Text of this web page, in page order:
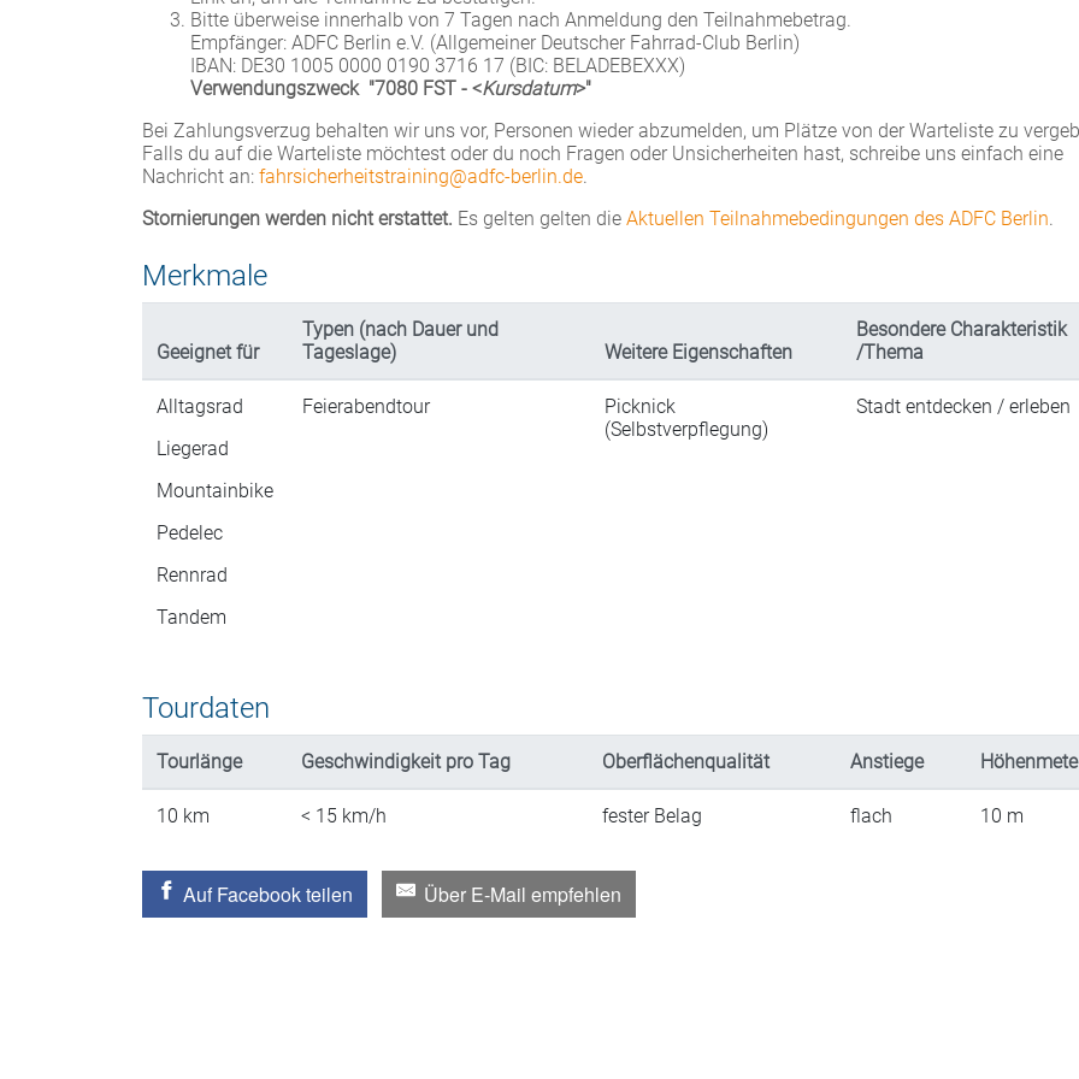
Bitte überweise innerhalb von 7 Tagen nach Anmeldung den Teilnahmebetrag.
Empfänger: ADFC Berlin e.V. (Allgemeiner Deutscher Fahrrad-Club Berlin)
IBAN: DE30 1005 0000 0190 3716 17 (BIC: BELADEBEXXX)
Verwendungszweck "7080 FST - <Kursdatum>"
Bei Zahlungsverzug behalten wir uns vor, Personen wieder abzumelden, um Plätze von der Warteliste zu
Falls du auf die Warteliste möchtest oder du noch Fragen oder Unsicherheiten hast, schreibe uns einfach eine
Nachricht an: fahrsicherheitstraining@adfc-berlin.de.
Stornierungen werden nicht erstattet. Es gelten gelten die Aktuellen Teilnahmebedingungen des ADFC Berlin.
Merkmale
Geeignet für
Typen (nach Dauer und
Tageslage)
Weitere Eigenschaften
Besondere Charakteristik
/Thema
Alltagsrad
Liegerad
Mountainbike
Pedelec
Rennrad
Tandem
Feierabendtour
Picknick
(Selbstverpflegung)
Stadt entdecken / erleben
Tourdaten
Tourlänge Geschwindigkeit pro Tag Oberflächenqualität Anstiege
10 km < 15 km/h fester Belag flach 10 m
Auf Facebook teilen Über E-Mail empfehlen